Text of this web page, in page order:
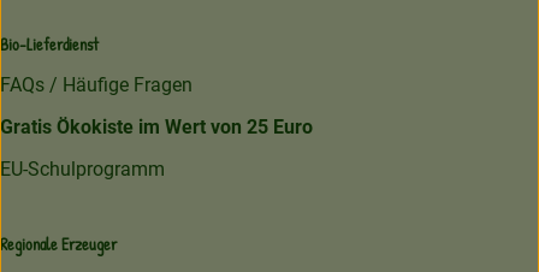
Bio-Lieferdienst
FAQs / Häufige Fragen
Gratis Ökokiste im Wert von 25 Euro
EU-Schulprogramm
Regionale Erzeuger